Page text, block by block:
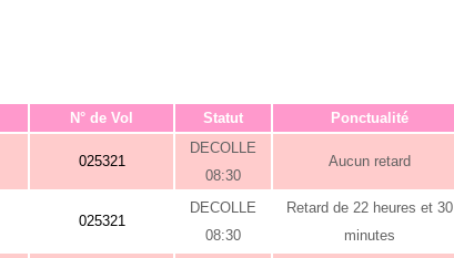
N° de Vol Statut Ponctualité
025321
DECOLLE
08:30
Aucun retard
025321
DECOLLE
08:30
Retard de 22 heures et 30
minutes